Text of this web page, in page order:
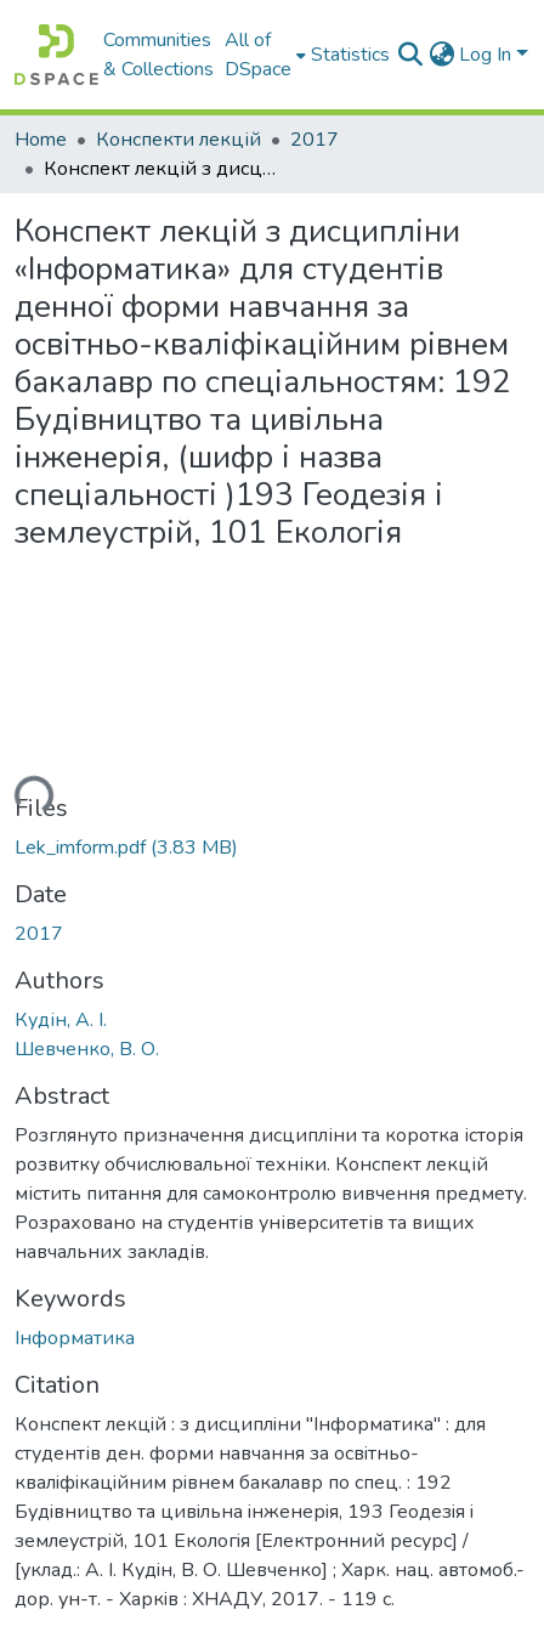
Communities
& Collections
All of
DSpace
Statistics Log In
Home Конспекти лекцій
2017
Конспект лекцій з дисципліни «Інформатика» для студентів денної форми навчання за освітньо-кваліфікаційним рівнем бакалавр по спеціальностям: 192 Будівництво та цивільна інженерія, (шифр і назва спеціальності )193 Геодезія і землеустрій, 101 Екологія
Конспект лекцій з дисципліни
«Інформатика» для студентів
денної форми навчання за
освітньо-кваліфікаційним рівнем
бакалавр по спеціальностям: 192
Будівництво та цивільна
інженерія, (шифр і назва
спеціальності )193 Геодезія і
землеустрій, 101 Екологія
Files
Lek_imform.pdf(3.83 MB)
Date
2017
Authors
Кудін, А. І.
Шевченко, В. О.
Abstract
Розглянуто призначення дисципліни та коротка історія
розвитку обчислювальної техніки. Конспект лекцій
містить питання для самоконтролю вивчення предмету.
Розраховано на студентів університетів та вищих
навчальних закладів.
Keywords
Інформатика
Citation
Конспект лекцiй : з дисциплiни "Iнформатика" : для
студентів ден. форми навчання за освiтньо-
квалiфiкацiйним рiвнем бакалавр по спец. : 192
Будiвництво та цивiльна iнженерiя, 193 Геодезiя i
землеустрiй, 101 Екологiя [Електронний ресурс] /
[уклад.: А. I. Кудiн, В. О. Шевченко] ; Харк. нац. автомоб.-
дор. ун-т. - Харкiв : ХНАДУ, 2017. - 119 с.